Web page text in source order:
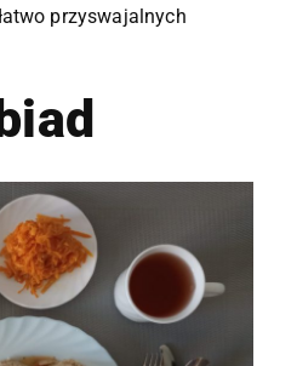
przyswajalnych